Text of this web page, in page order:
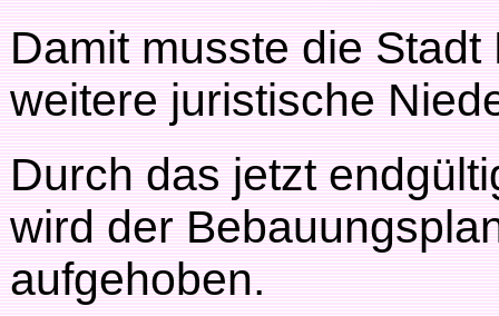
Damit musste die
weitere juristische
Durch das jetzt
wird der
aufgehoben.